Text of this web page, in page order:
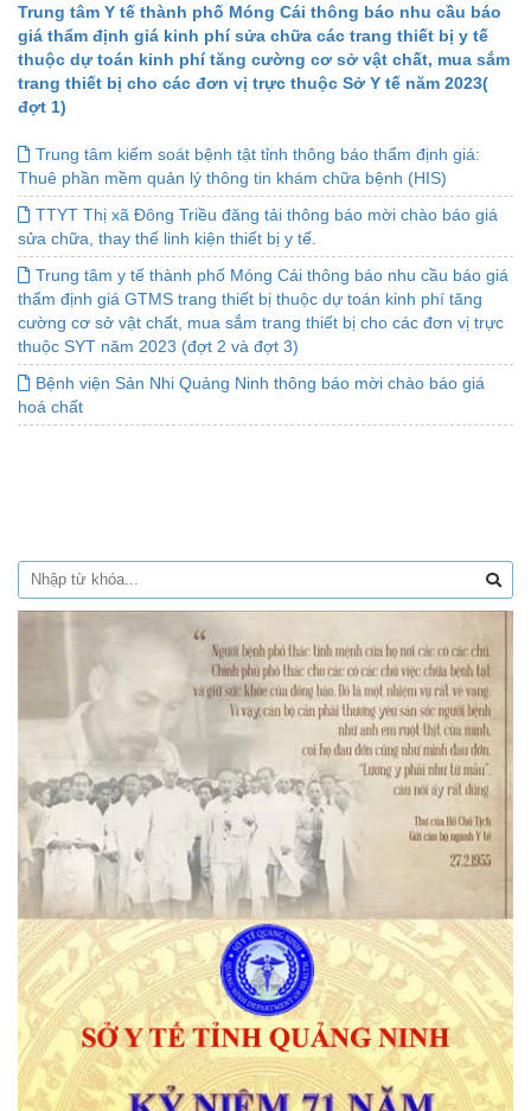
Trung tâm Y tế thành phố Móng Cái thông báo nhu cầu báo
giá thẩm định giá kinh phí sửa chữa các trang thiết bị y tế
thuộc dự toán kinh phí tăng cường cơ sở vật chất, mua sắm
trang thiết bị cho các đơn vị trực thuộc Sở Y tế năm 2023(
đợt 1)
Trung tâm kiểm soát bệnh tật tỉnh thông báo thẩm định giá:
Thuê phần mềm quản lý thông tin khám chữa bệnh (HIS)
TTYT Thị xã Đông Triều đăng tải thông báo mời chào báo giá
sửa chữa, thay thế linh kiện thiết bị y tế.
Trung tâm y tế thành phố Móng Cái thông báo nhu cầu báo giá
thẩm định giá GTMS trang thiết bị thuộc dự toán kinh phí tăng
cường cơ sở vật chất, mua sắm trang thiết bị cho các đơn vị trực
thuộc SYT năm 2023 (đợt 2 và đợt 3)
Bệnh viện Sản Nhi Quảng Ninh thông báo mời chào báo giá
hoá chất